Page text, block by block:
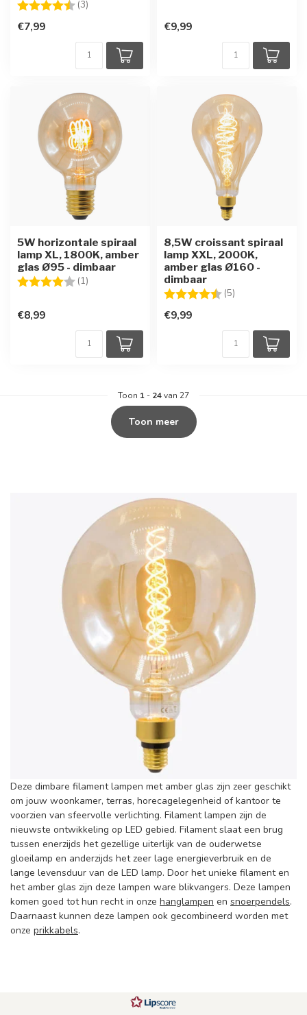
Beoordeling: (3)
€7,99 €9,99
5W horizontale spiraal
lamp XL, 1800K, amber
glas Ø95 - dimbaar
Beoordeling: (1)
€8,99
8,5W croissant spiraal
lamp XXL, 2000K,
amber glas Ø160 -
dimbaar
Beoordeling: (5)
€9,99
Toon 1 - 24van 27
Toon meer
Deze dimbare filament lampen met amber glas zijn zeer geschikt
om jouw woonkamer, terras, horecagelegenheid of kantoor te
voorzien van sfeervolle verlichting. Filament lampen zijn de
nieuwste ontwikkeling op LED gebied. Filament slaat een brug
tussen enerzijds het gezellige uiterlijk van de ouderwetse
gloeilamp en anderzijds het zeer lage energieverbruik en de
lange levensduur van de LED lamp. Door het unieke filament en
het amber glas zijn deze lampen ware blikvangers. Deze lampen
komen goed tot hun recht in onze hanglampen en snoerpendels.
Daarnaast kunnen deze lampen ook gecombineerd worden met
onze prikkabels.